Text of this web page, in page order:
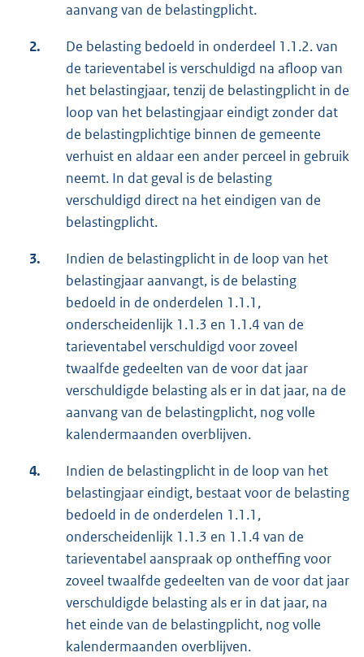
aanvang van de belastingplicht.
2.
De belasting bedoeld in onderdeel 1.1.2. van
de tarieventabel is verschuldigd na afloop van
het belastingjaar, tenzij de belastingplicht in de
loop van het belastingjaar eindigt zonder dat
de belastingplichtige binnen de gemeente
verhuist en aldaar een ander perceel in gebruik
neemt. In dat geval is de belasting
verschuldigd direct na het eindigen van de
belastingplicht.
3.
Indien de belastingplicht in de loop van het
belastingjaar aanvangt, is de belasting
bedoeld in de onderdelen 1.1.1,
onderscheidenlijk 1.1.3 en 1.1.4 van de
tarieventabel verschuldigd voor zoveel
twaalfde gedeelten van de voor dat jaar
verschuldigde belasting als er in dat jaar, na de
aanvang van de belastingplicht, nog volle
kalendermaanden overblijven.
4.
Indien de belastingplicht in de loop van het
belastingjaar eindigt, bestaat voor de belasting
bedoeld in de onderdelen 1.1.1,
onderscheidenlijk 1.1.3 en 1.1.4 van de
tarieventabel aanspraak op ontheffing voor
zoveel twaalfde gedeelten van de voor dat jaar
verschuldigde belasting als er in dat jaar, na
het einde van de belastingplicht, nog volle
kalendermaanden overblijven.